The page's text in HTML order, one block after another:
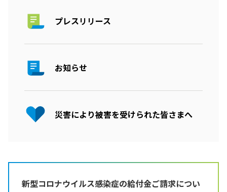
プレスリリース
お知らせ
災害により被害を受けられた皆さまへ
新型コロナウイルス感染症の給付金ご請求につい